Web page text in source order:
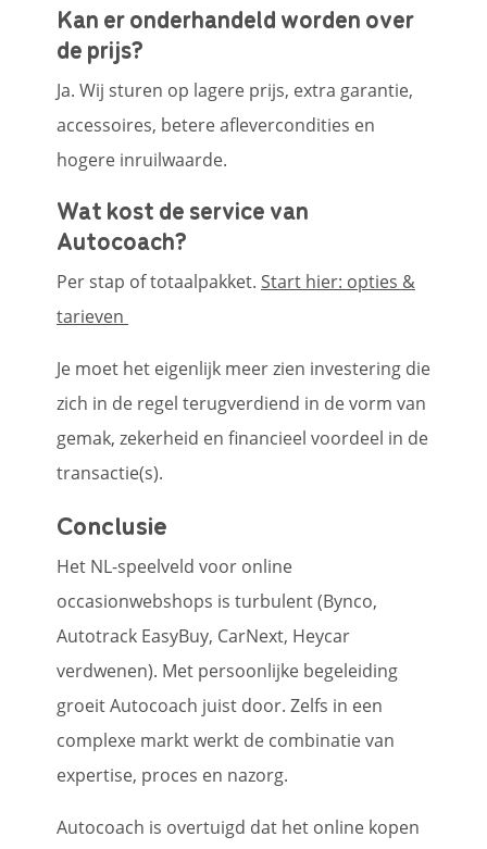
Kan er onderhandeld worden over
de prijs?
Ja. Wij sturen op lagere prijs, extra garantie,
accessoires, betere aflevercondities en
hogere inruilwaarde.
Wat kost de service van
Autocoach?
Per stap of totaalpakket. Start hier: opties &
tarieven
Je moet het eigenlijk meer zien investering die
zich in de regel terugverdiend in de vorm van
gemak, zekerheid en financieel voordeel in de
transactie(s).
Conclusie
Het NL-speelveld voor online
occasionwebshops is turbulent (Bynco,
Autotrack EasyBuy, CarNext, Heycar
verdwenen). Met persoonlijke begeleiding
groeit Autocoach juist door. Zelfs in een
complexe markt werkt de combinatie van
expertise, proces en nazorg.
Autocoach is overtuigd dat het online kopen